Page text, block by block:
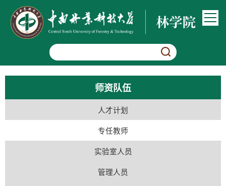
师资队伍
人才计划
专任教师
实验室人员
管理人员